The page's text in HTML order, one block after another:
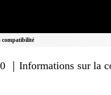
compatibilité
｜Informations sur la